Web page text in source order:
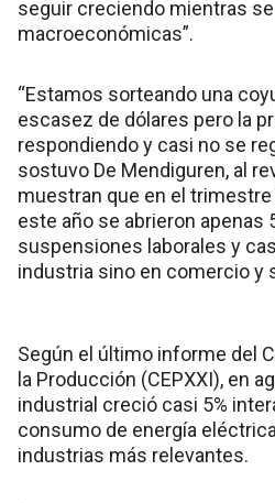
seguir creciendo mientras
macroeconómicas”.
“Estamos sorteando una
escasez de dólares pero la
respondiendo y casi no se
sostuvo De Mendiguren, al
muestran que en el
este año se abrieron apenas
suspensiones laborales y
industria sino en comercio y
Según el último informe del
la Producción (CEPXXI), en
industrial creció casi 5%
consumo de energía
industrias más relevantes.